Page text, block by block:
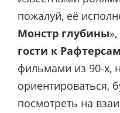
пожалуй, её
Монстр глубины
гости к Рафтерсам
фильмами из 90-х,
ориентироваться,
посмотреть на